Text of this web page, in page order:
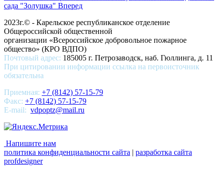
сада "Золушка" Вперед
2023г.© - Карельское республиканское отделение
Общероссийской общественной
организации «Всероссийское добровольное пожарное
общество» (КРО ВДПО)
Почтовый адрес: 185005 г. Петрозаводск, наб. Гюллинга, д. 11
При цитировании информации ссылка на первоисточник
обязательна
Приемная: +7 (8142) 57-15-79
Факс: +7 (8142) 57-15-79
E-mail: vdpoptz@mail.ru
Напишите нам
политика конфиденциальности сайта | разработка сайта
profdesigner